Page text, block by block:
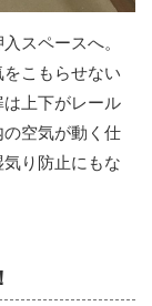
スペースへ。
こもらせない
上下がレール
空気が動く仕
り防止にもな